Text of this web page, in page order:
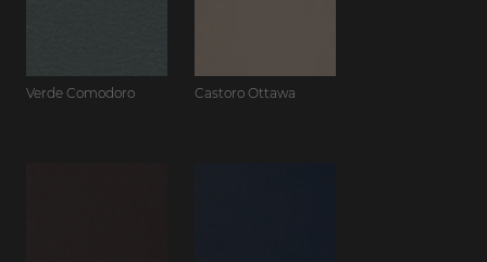
Verde Comodoro Castoro Ottawa